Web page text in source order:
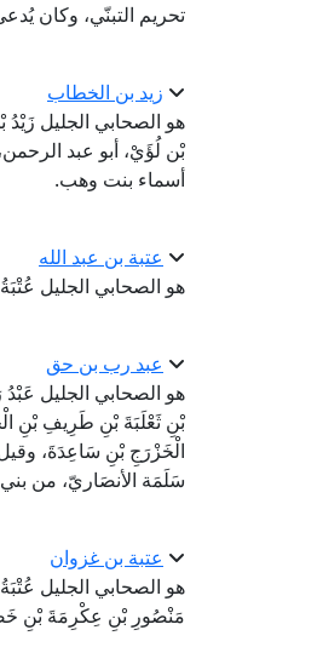
تحريم التبنّي، وكان
زيد بن الخطاب
هو الصحابي الجليل
بْن لُؤَيْ، أبو عبد
أسماء بنت وهب.
عتبة بن عبد الله
هو الصحابي الجليل
عبد رب بن حق
هو الصحابي الجليل
بْنِ ثَعْلَبَةَ بْنِ طَرِيفِ بْنِ
الْخَزْرَجِ بْنِ سَاعِدَةَ،
سَلَمَة الأنصَاريّ، من
عتبة بن غزوان
هو الصحابي الجليل
مَنْصُورِ بْنِ عِكْرِمَةَ بْنِ